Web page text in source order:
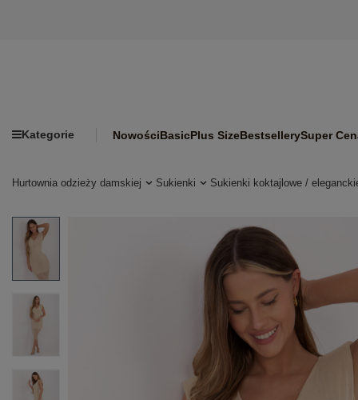
Kategorie NowościBasicPlus SizeBestsellerySuper
Hurtownia odzieży damskiej Sukienki Sukienki koktajlowe /